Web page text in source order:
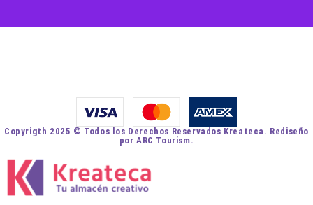
Copyrigth 2025 © Todos los Derechos Reservados Kreateca. Rediseño
por ARC Tourism.